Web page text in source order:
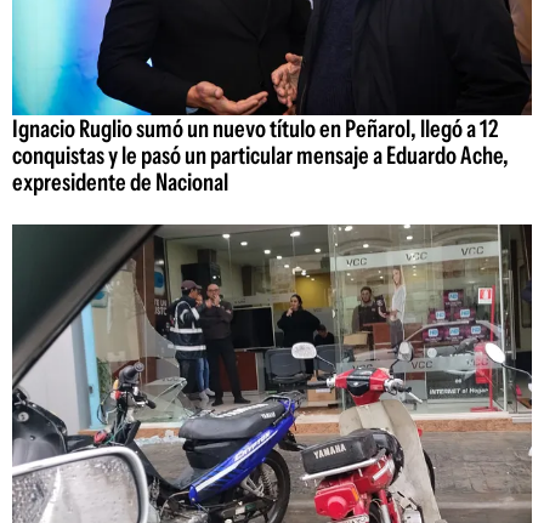
Ignacio Ruglio sumó un nuevo título en Peñarol, llegó a 12
conquistas y le pasó un particular mensaje a Eduardo Ache,
expresidente de Nacional